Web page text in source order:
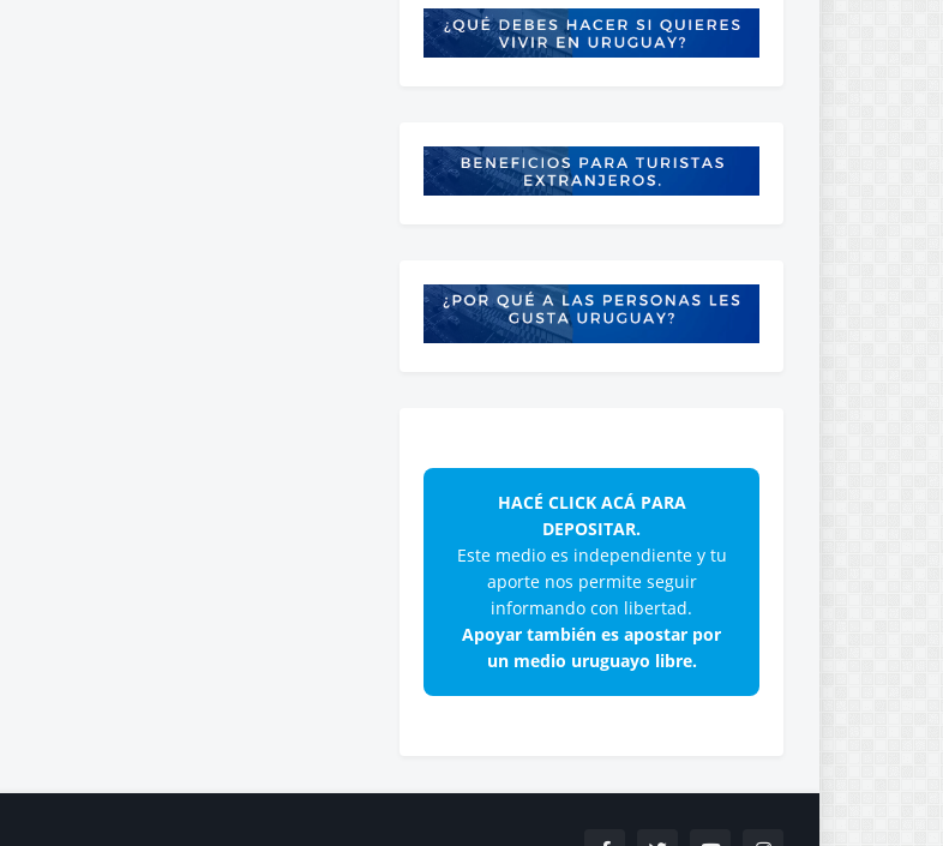
HACÉ CLICK ACÁ PARA
DEPOSITAR.
Este medio es independiente y tu
aporte nos permite seguir
informando con libertad.
Apoyar también es apostar por
un medio uruguayo libre.